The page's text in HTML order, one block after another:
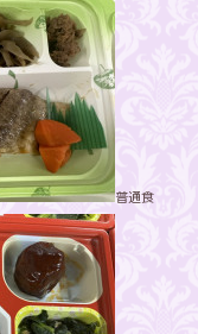
普通食